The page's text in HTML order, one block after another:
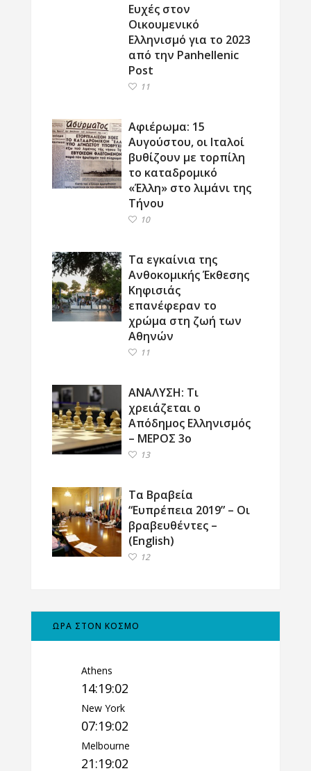
Ευχές στον
Οικουμενικό
Ελληνισμό για το 2023
από την Panhellenic
Post
11
Αφιέρωμα: 15
Αυγούστου, οι Ιταλοί
βυθίζουν με τορπίλη
το καταδρομικό
«Έλλη» στο λιμάνι της
Τήνου
10
Τα εγκαίνια της
Ανθοκομικής Έκθεσης
Κηφισιάς
επανέφεραν το
χρώμα στη ζωή των
Αθηνών
11
ΑΝΑΛΥΣΗ: Τι
χρειάζεται ο
Απόδημος Ελληνισμός
– ΜΕΡΟΣ 3ο
13
Τα Βραβεία
“Ευπρέπεια 2019” – Οι
βραβευθέντες –
(English)
12
ΩΡΑ ΣΤΟΝ ΚΟΣΜΟ
Athens
14:19:03
New York
07:19:03
Melbourne
21:19:03